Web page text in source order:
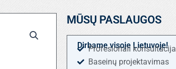
MŪSŲ PASLAUGOS
Dirbame visoje Lietuvoje!
Profesionali konsultacija
Baseinų projektavimas